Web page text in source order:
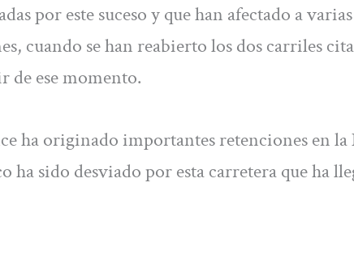
por este suceso y que han afectado a
cuando se han reabierto los dos carriles
de ese momento.
ha originado importantes retenciones en
sido desviado por esta carretera que ha